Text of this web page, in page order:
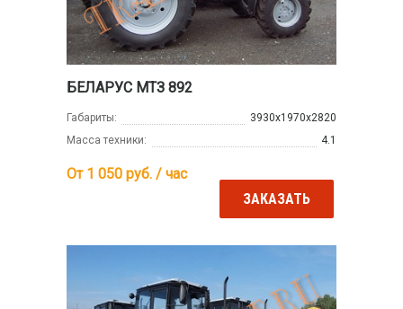
БЕЛАРУС МТЗ 892
Габариты:
3930х1970х2820
Масса техники:
4.1
От 1 050 руб. / час
ЗАКАЗАТЬ